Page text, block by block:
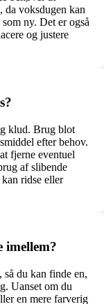
da voksdugen kan
ny. Det er også
og justere
klud. Brug blot
efter behov.
fjerne eventuel
af slibende
ridse eller
imellem?
så du kan finde en,
Uanset om du
en mere farverig